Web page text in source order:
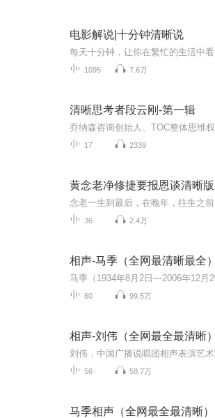
电影解说|十分钟清晰说
1095 7.6万
清晰思考者段云刚-第一辑
17 2339
黄念老净修捷要报恩谈清晰版
36 2.4万
相声-马季（全网最清晰最全）
60 99.5万
相声-刘伟（全网最全最清晰）
56 58.7万
马季相声（全网最全最清晰）